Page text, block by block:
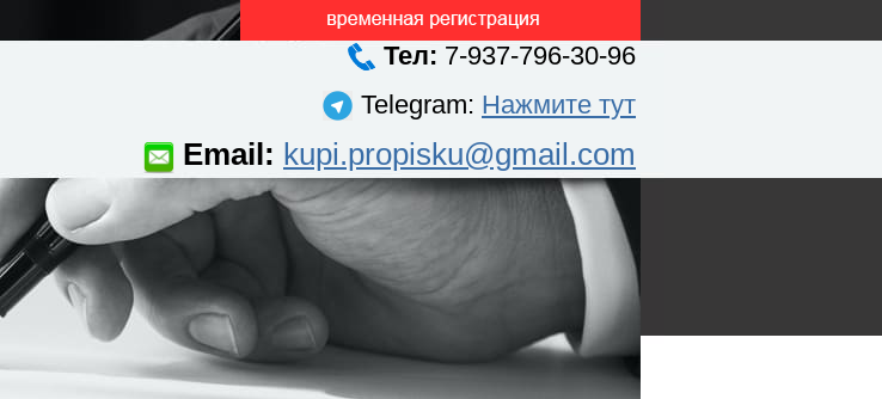
Тел: 7-937-796-30-96
Telegram: Нажмите тут
Email: kupi.propisku@gmail.com